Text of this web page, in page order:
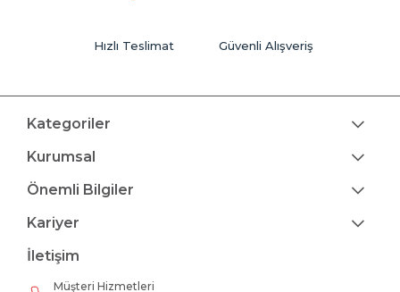
Hızlı Teslimat Güvenli Alışveriş
Kategoriler
Kurumsal
Önemli Bilgiler
Kariyer
İletişim
Müşteri Hizmetleri